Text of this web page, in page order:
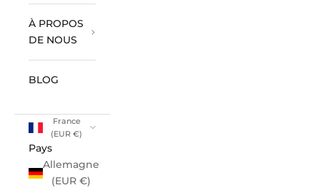
À PROPOS
DE NOUS
BLOG
France
(EUR €)
Pays
Allemagne
(EUR €)